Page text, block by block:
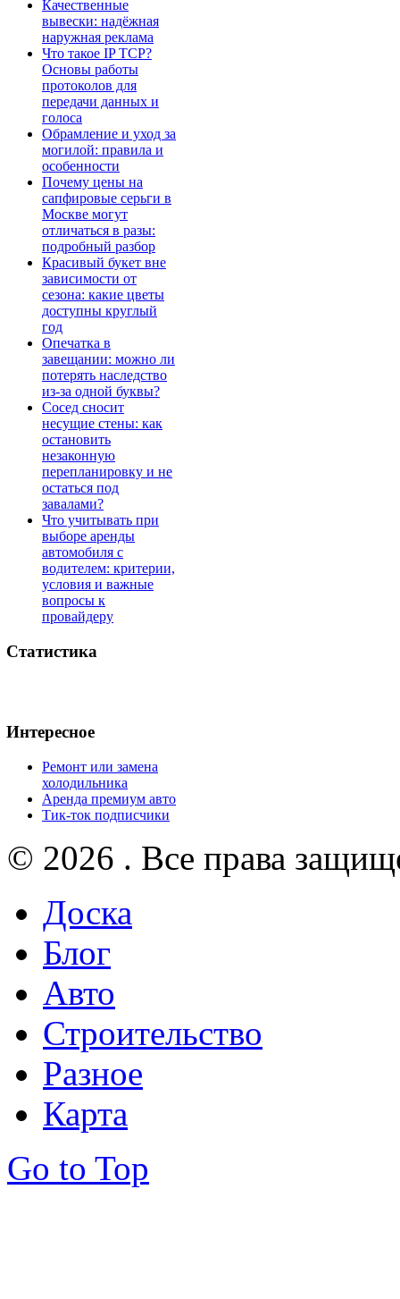
Качественные
вывески: надёжная
наружная реклама
Что такое IP TCP?
Основы работы
протоколов для
передачи данных и
голоса
Обрамление и уход за
могилой: правила и
особенности
Почему цены на
сапфировые серьги в
Москве могут
отличаться в разы:
подробный разбор
Красивый букет вне
зависимости от
сезона: какие цветы
доступны круглый
год
Опечатка в
завещании: можно ли
потерять наследство
из-за одной буквы?
Сосед сносит
несущие стены: как
остановить
незаконную
перепланировку и не
остаться под
завалами?
Что учитывать при
выборе аренды
автомобиля с
водителем: критерии,
условия и важные
вопросы к
провайдеру
Статистика
Интересное
Ремонт или замена
холодильника
Аренда премиум авто
Тик-ток подписчики
© 2026 . Все права
Доска
Блог
Авто
Строительство
Разное
Карта
Go to Top